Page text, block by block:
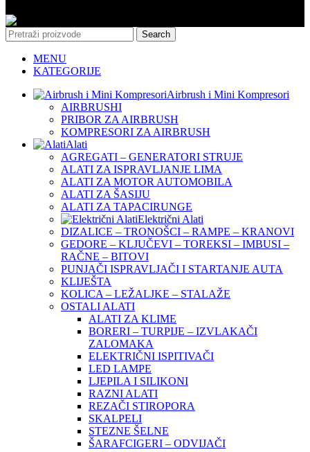
Search
MENU
KATEGORIJE
Airbrush i Mini Kompresori
AIRBRUSHI
PRIBOR ZA AIRBRUSH
KOMPRESORI ZA AIRBRUSH
Alati
AGREGATI – GENERATORI STRUJE
ALATI ZA ISPRAVLJANJE LIMA
ALATI ZA MOTOR AUTOMOBILA
ALATI ZA ŠASIJU
ALATI ZA TAPACIRUNGE
Električni Alati
DIZALICE – TRONOŠCI – RAMPE – KRANOVI
GEDORE – KLJUČEVI – TOREKSI – IMBUSI –
RAČNE – BITOVI
PUNJAČI ISPRAVLJAČI I STARTANJE AUTA
KLIJEŠTA
KOLICA – LEŽALJKE – STALAŽE
OSTALI ALATI
ALATI ZA KLIME
BORERI – TURPIJE – IZVLAKAČI
ZALOMAKA
ELEKTRIČNI ISPITIVAČI
LED LAMPE
LJEPILA I SILIKONI
RAZNI ALATI
REZAČI STIROPORA
SKALPELI
STEZNE ŠELNE
ŠARAFCIGERI – ODVIJAČI